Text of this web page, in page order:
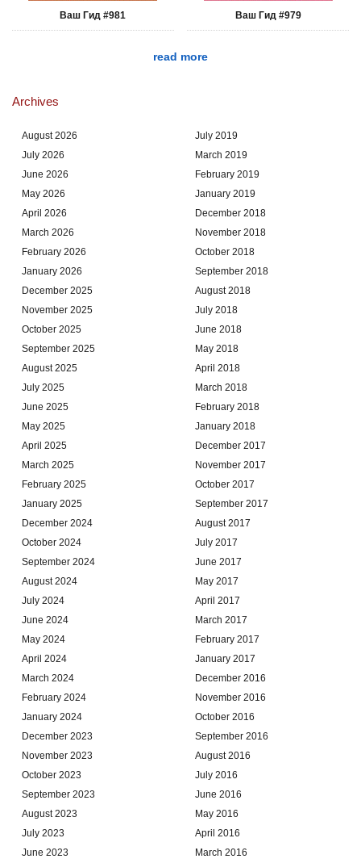
Ваш Гид #981 Ваш Гид #979
read more
Archives
August 2026
July 2026
June 2026
May 2026
April 2026
March 2026
February 2026
January 2026
December 2025
November 2025
October 2025
September 2025
August 2025
July 2025
June 2025
May 2025
April 2025
March 2025
February 2025
January 2025
December 2024
October 2024
September 2024
August 2024
July 2024
June 2024
May 2024
April 2024
March 2024
February 2024
January 2024
December 2023
November 2023
October 2023
September 2023
August 2023
July 2023
June 2023
July 2019
March 2019
February 2019
January 2019
December 2018
November 2018
October 2018
September 2018
August 2018
July 2018
June 2018
May 2018
April 2018
March 2018
February 2018
January 2018
December 2017
November 2017
October 2017
September 2017
August 2017
July 2017
June 2017
May 2017
April 2017
March 2017
February 2017
January 2017
December 2016
November 2016
October 2016
September 2016
August 2016
July 2016
June 2016
May 2016
April 2016
March 2016